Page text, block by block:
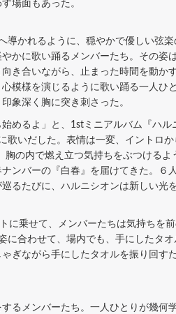
場面もあった。
かれるように、穏やかで優しい弦
かに歌い踊るメンバーたち。その姿
き合いながら、止まった時間を動か
模様を演じるように歌い踊る一人ひ
象深く胸に突き刺さった。
るよ」と、1stミニアルバム『ハル
いだした。表情は一変、イントロ
の内で燃え立つ気持ちをぶつける
ンバーの『白春』を届けてきた。６
るたびに、ハルニシオンは新しい光
乗せて、メンバーたちは気持ちを
合わせて、場内でも、手にしたタ
ぎながら手にしたタオルを振り回す
メンバーたち。一人ひとりが幾何